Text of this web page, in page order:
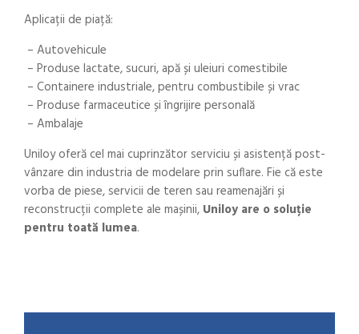
Aplicații de piață:
– Autovehicule
– Produse lactate, sucuri, apă și uleiuri comestibile
– Containere industriale, pentru combustibile și vrac
– Produse farmaceutice și îngrijire personală
– Ambalaje
Uniloy oferă cel mai cuprinzător serviciu și asistență post-
vânzare din industria de modelare prin suflare. Fie că este
vorba de piese, servicii de teren sau reamenajări și
reconstrucții complete ale mașinii, Uniloy are o soluție
pentru toată lumea.